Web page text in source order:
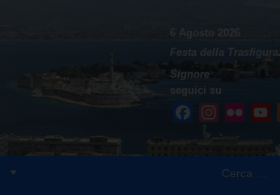
6 Agosto 2026
Festa della
Signore
seguici su
FacebookInstagram
Flickr